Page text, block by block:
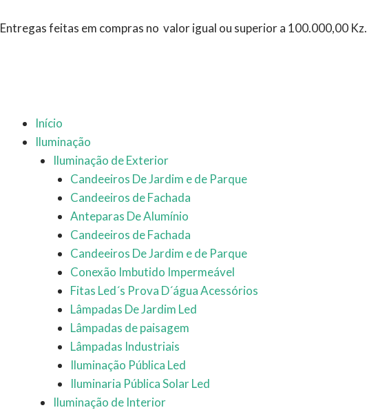
para
Entregas feitas em compras no valor igual ou superior a 100.000,00 Kz.
Início
Iluminação
Iluminação de Exterior
Candeeiros De Jardim e de Parque
Candeeiros de Fachada
Anteparas De Alumínio
Candeeiros de Fachada
Candeeiros De Jardim e de Parque
Conexão Imbutido Impermeável
Fitas Led´s Prova D´água Acessórios
Lâmpadas De Jardim Led
Lâmpadas de paisagem
Lâmpadas Industriais
Iluminação Pública Led
Iluminaria Pública Solar Led
Iluminação de Interior